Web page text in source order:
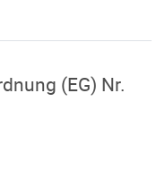
(EG) Nr.